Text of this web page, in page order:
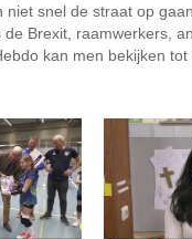
niet snel de straat op
Brexit, raamwerkers,
kan men bekijken tot